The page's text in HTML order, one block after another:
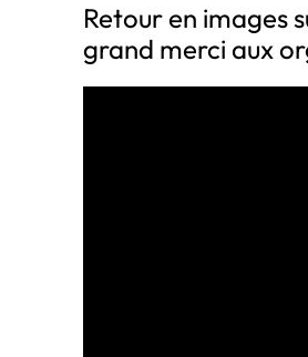
Retour en images
grand merci aux